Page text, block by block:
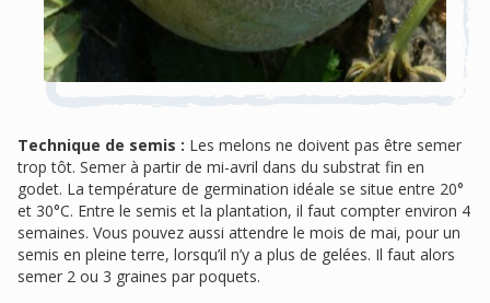
Technique de semis : Les melons ne doivent pas être semer
trop tôt. Semer à partir de mi-avril dans du substrat fin en
godet. La température de germination idéale se situe entre 20°
et 30°C. Entre le semis et la plantation, il faut compter environ 4
semaines. Vous pouvez aussi attendre le mois de mai, pour un
semis en pleine terre, lorsqu’il n’y a plus de gelées. Il faut alors
semer 2 ou 3 graines par poquets.